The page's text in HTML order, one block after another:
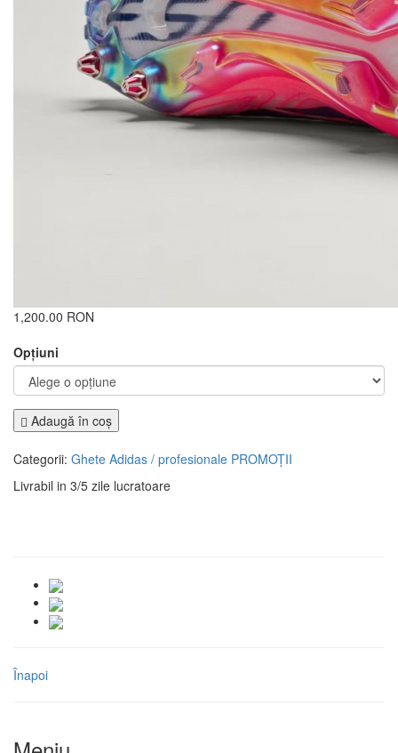
1,200.00 RON
Opţiuni
Adaugă în coş
Categorii: Ghete Adidas / profesionale PROMOȚII
Livrabil in 3/5 zile lucratoare
Înapoi